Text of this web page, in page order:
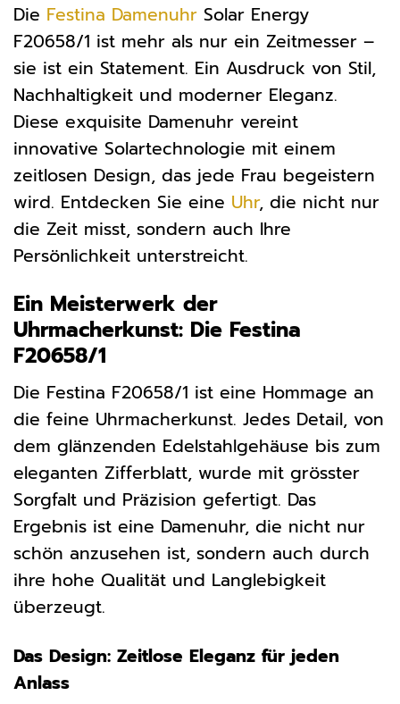
Die Festina Damenuhr Solar Energy
F20658/1 ist mehr als nur ein Zeitmesser –
sie ist ein Statement. Ein Ausdruck von Stil,
Nachhaltigkeit und moderner Eleganz.
Diese exquisite Damenuhr vereint
innovative Solartechnologie mit einem
zeitlosen Design, das jede Frau begeistern
wird. Entdecken Sie eine Uhr, die nicht nur
die Zeit misst, sondern auch Ihre
Persönlichkeit unterstreicht.
Ein Meisterwerk der
Uhrmacherkunst: Die Festina
F20658/1
Die Festina F20658/1 ist eine Hommage an
die feine Uhrmacherkunst. Jedes Detail, von
dem glänzenden Edelstahlgehäuse bis zum
eleganten Zifferblatt, wurde mit grösster
Sorgfalt und Präzision gefertigt. Das
Ergebnis ist eine Damenuhr, die nicht nur
schön anzusehen ist, sondern auch durch
ihre hohe Qualität und Langlebigkeit
überzeugt.
Das Design: Zeitlose Eleganz für jeden
Anlass